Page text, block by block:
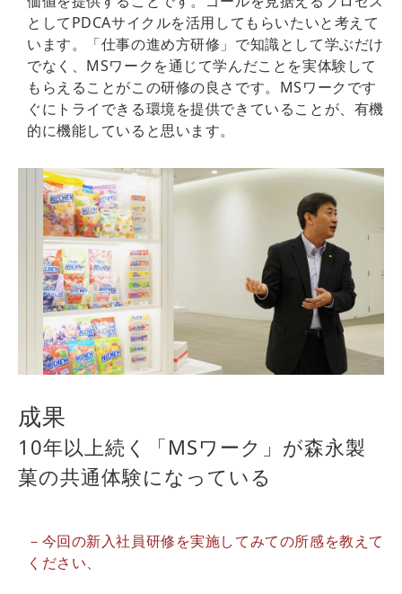
としてPDCAサイクルを活用してもらいたいと考えて
います。「仕事の進め方研修」で知識として学ぶだけ
でなく、MSワークを通じて学んだことを実体験して
もらえることがこの研修の良さです。MSワークです
ぐにトライできる環境を提供できていることが、有機
的に機能していると思います。
成果
10年以上続く「MSワーク」が森永製
菓の共通体験になっている
－今回の新入社員研修を実施してみての所感を教えて
ください、